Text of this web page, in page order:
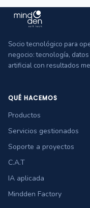
Socio tecnológico para
negocio: tecnología,
artificial con resultados
QUÉ HACEMOS
Productos
Servicios gestionados
Soporte a proyectos
C.A.T
IA aplicada
Mindden Factory